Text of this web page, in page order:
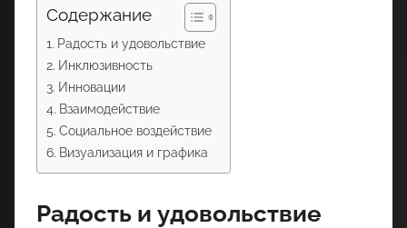
Содержание
Радость и удовольствие
Инклюзивность
Инновации
Взаимодействие
Социальное воздействие
Визуализация и графика
Радость и удовольствие